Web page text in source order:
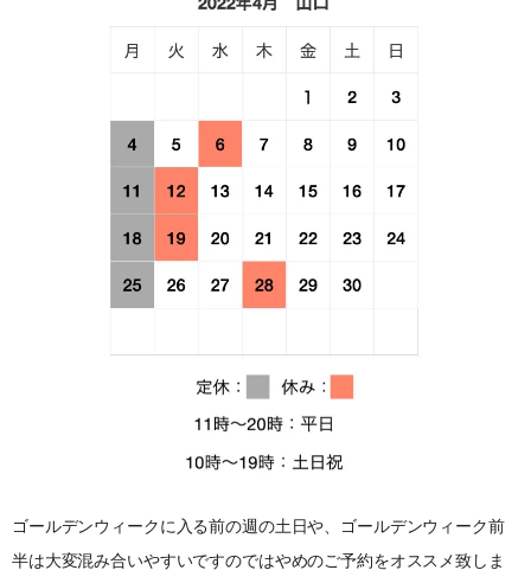
ゴールデンウィークに入る前の週の土日や、ゴールデンウィーク前
半は大変混み合いやすいですのではやめのご予約をオススメ致しま